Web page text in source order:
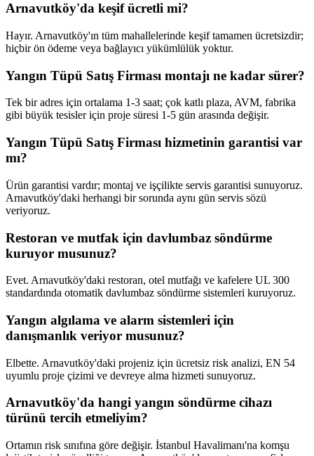
Arnavutköy'da keşif ücretli mi?
Hayır. Arnavutköy'ın tüm mahallelerinde keşif tamamen ücretsizdir;
hiçbir ön ödeme veya bağlayıcı yükümlülük yoktur.
Yangın Tüpü Satış Firması montajı ne kadar sürer?
Tek bir adres için ortalama 1-3 saat; çok katlı plaza, AVM, fabrika
gibi büyük tesisler için proje süresi 1-5 gün arasında değişir.
Yangın Tüpü Satış Firması hizmetinin garantisi var
mı?
Ürün garantisi vardır; montaj ve işçilikte servis garantisi sunuyoruz.
Arnavutköy'daki herhangi bir sorunda aynı gün servis sözü
veriyoruz.
Restoran ve mutfak için davlumbaz söndürme
kuruyor musunuz?
Evet. Arnavutköy'daki restoran, otel mutfağı ve kafelere UL 300
standardında otomatik davlumbaz söndürme sistemleri kuruyoruz.
Yangın algılama ve alarm sistemleri için
danışmanlık veriyor musunuz?
Elbette. Arnavutköy'daki projeniz için ücretsiz risk analizi, EN 54
uyumlu proje çizimi ve devreye alma hizmeti sunuyoruz.
Arnavutköy'da hangi yangın söndürme cihazı
türünü tercih etmeliyim?
Ortamın risk sınıfına göre değişir. İstanbul Havalimanı'na komşu